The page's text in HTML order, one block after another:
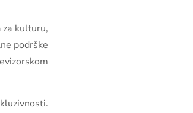
za kulturu,
podrške